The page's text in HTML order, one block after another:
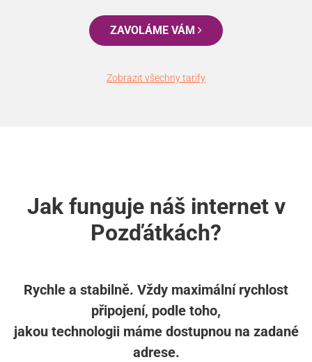
ZAVOLÁME VÁM
Zobrazit všechny tarify
Jak funguje náš internet v
Pozďátkách?
Rychle a stabilně. Vždy maximální rychlost
připojení, podle toho,
jakou technologii máme dostupnou na zadané
adrese.